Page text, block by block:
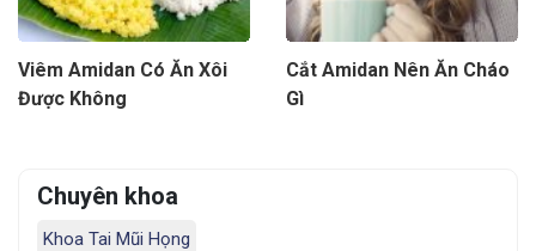
Viêm Amidan Có Ăn Xôi
Được Không
Cắt Amidan Nên Ăn Cháo
Gì
Chuyên khoa
Khoa Tai Mũi Họng